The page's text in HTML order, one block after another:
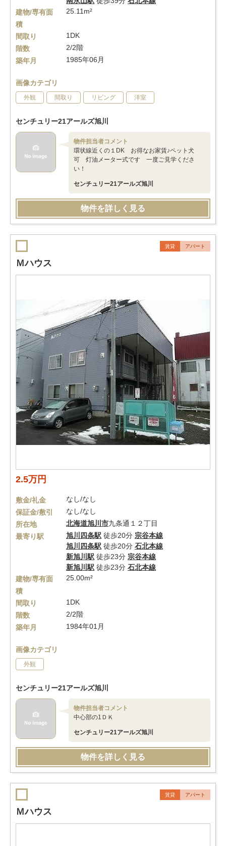
建物/専有面
積
25.11m²
間取り
1DK
階数
2/2階
築年月
1985年06月
画像カテゴリ
外観 間取り リビング 洋室
センチュリー21アールズ旭川
物件担当者コメント
環状線近くの１DK お得なお家賃♪ペット犬
可 灯油メーター式です 一度ご見学くださ
い！
センチュリー21アールズ旭川
物件を詳しく見る
賃貸 アパート
Ｍハウス
2.5万円
敷金/礼金
なし/なし
保証金/敷引
なし/なし
所在地
北海道旭川市九条通１２丁目
最寄り駅
旭川四条駅 徒歩20分 宗谷本線
旭川四条駅 徒歩20分 石北本線
新旭川駅 徒歩23分 宗谷本線
新旭川駅 徒歩23分 石北本線
建物/専有面
積
25.00m²
間取り
1DK
階数
2/2階
築年月
1984年01月
画像カテゴリ
外観
センチュリー21アールズ旭川
物件担当者コメント
中心部の1ＤＫ
センチュリー21アールズ旭川
物件を詳しく見る
賃貸 アパート
Ｍハウス